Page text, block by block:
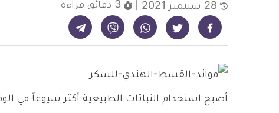
3 دقائق قراءة
شارك على فيسبوك - ديلي ميديكال انفو شارك على تويتر - ديلي ميديكال انفو شارك على واتساب - ديلي ميديكال انفو شارك على فايبر - ديلي ميديكال انفو شارك على تيليجرام - ديلي ميديكال انفو
أصبح استخدام النباتات الطبيعية أكثر شيوعاً في